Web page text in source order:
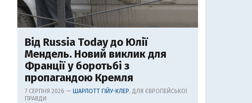
Від Russia Today до Юлії
Мендель. Новий виклик для
Франції у боротьбі з
пропагандою Кремля
7 СЕРПНЯ 2026 — ШАРЛОТТ ГІЙУ-КЛЕР, ДЛЯ ЄВРОПЕЙСЬКОЇ
ПРАВДИ